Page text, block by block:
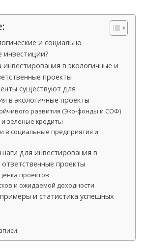
и социально
инвестиции?
в экологичные и
проекты
существуют для
в экологичные проекты
развития (Эко-фонды и СОФ)
зеленые кредиты
в социальные предприятия и
для инвестирования в
проекты
проектов
и ожидаемой доходности
и статистика успешных